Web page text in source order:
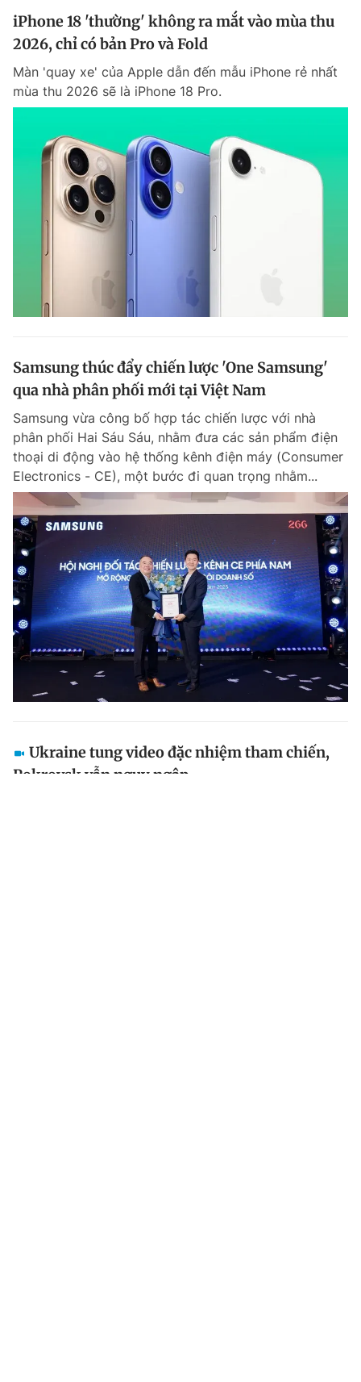
iPhone 18 'thường' không ra mắt vào mùa thu
2026, chỉ có bản Pro và Fold
Màn 'quay xe' của Apple dẫn đến mẫu iPhone rẻ nhất
mùa thu 2026 sẽ là iPhone 18 Pro.
Samsung thúc đẩy chiến lược 'One Samsung'
qua nhà phân phối mới tại Việt Nam
Samsung vừa công bố hợp tác chiến lược với nhà
phân phối Hai Sáu Sáu, nhằm đưa các sản phẩm điện
thoại di động vào hệ thống kênh điện máy (Consumer
Electronics - CE), một bước đi quan trọng nhằm...
Ukraine tung video đặc nhiệm tham chiến,
Pokrovsk vẫn nguy ngập